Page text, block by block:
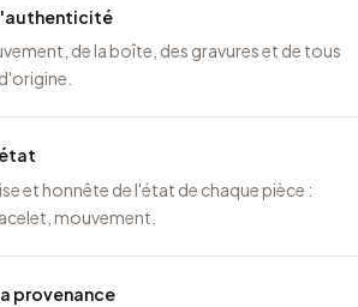
de la boîte, des gravures et de tous
et honnête de l'état de chaque pièce :
mouvement.
provenance